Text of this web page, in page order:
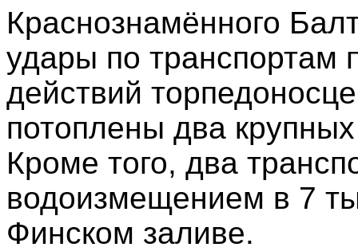
Краснознамённого
удары по транспортам
действий
потоплены два
Кроме того, два
водоизмещением в 7
Финском заливе.